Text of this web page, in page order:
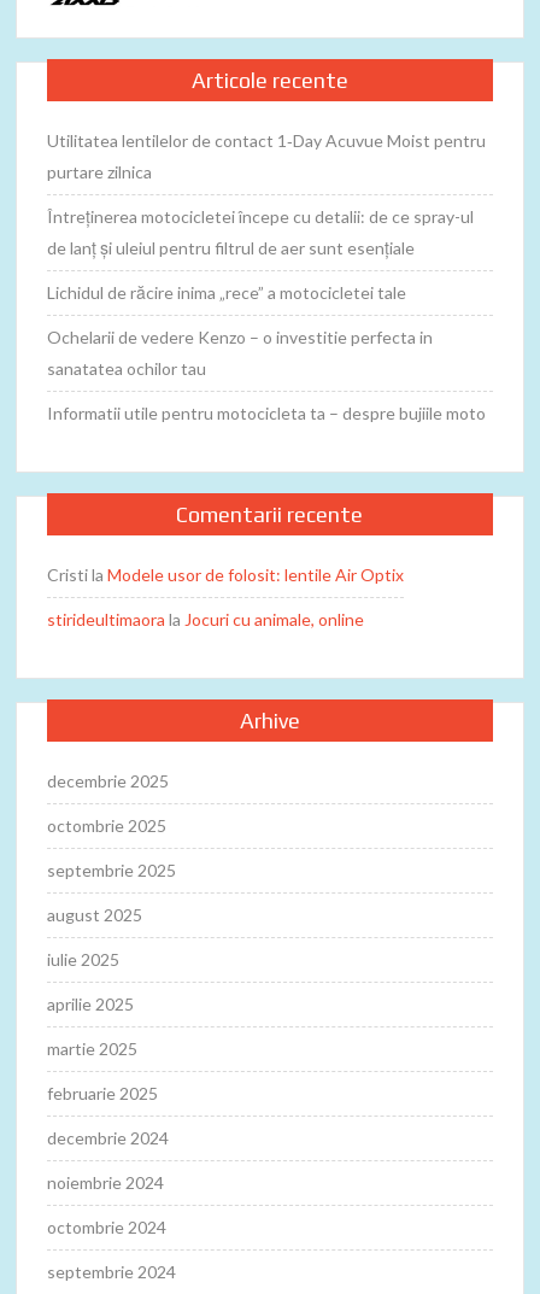
Articole recente
Utilitatea lentilelor de contact 1‑Day Acuvue Moist pentru
purtare zilnica
Întreținerea motocicletei începe cu detalii: de ce spray-ul
de lanț și uleiul pentru filtrul de aer sunt esențiale
Lichidul de răcire inima „rece” a motocicletei tale
Ochelarii de vedere Kenzo – o investitie perfecta in
sanatatea ochilor tau
Informatii utile pentru motocicleta ta – despre bujiile moto
Comentarii recente
CristilaModele usor de folosit: lentile Air Optix
stirideultimaora la Jocuri cu animale, online
Arhive
decembrie 2025
octombrie 2025
septembrie 2025
august 2025
iulie 2025
aprilie 2025
martie 2025
februarie 2025
decembrie 2024
noiembrie 2024
octombrie 2024
septembrie 2024